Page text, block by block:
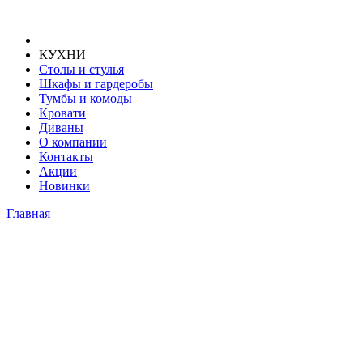
КУХНИ
Столы и стулья
Шкафы и гардеробы
Тумбы и комоды
Кровати
Диваны
О компании
Контакты
Акции
Новинки
Главная